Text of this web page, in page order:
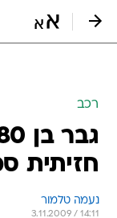
רכב
חזיתית
נעמה טלמור
3.11.2009 / 14:11